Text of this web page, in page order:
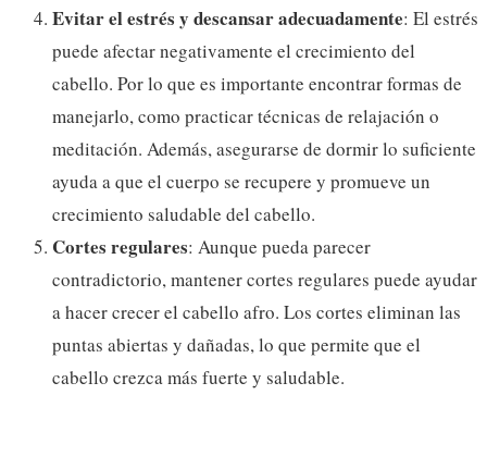
Evitar el estrés y descansar adecuadamente: El estrés
puede afectar negativamente el crecimiento del
cabello. Por lo que es importante encontrar formas de
manejarlo, como practicar técnicas de relajación o
meditación. Además, asegurarse de dormir lo suficiente
ayuda a que el cuerpo se recupere y promueve un
crecimiento saludable del cabello.
Cortes regulares: Aunque pueda parecer
contradictorio, mantener cortes regulares puede ayudar
a hacer crecer el cabello afro. Los cortes eliminan las
puntas abiertas y dañadas, lo que permite que el
cabello crezca más fuerte y saludable.